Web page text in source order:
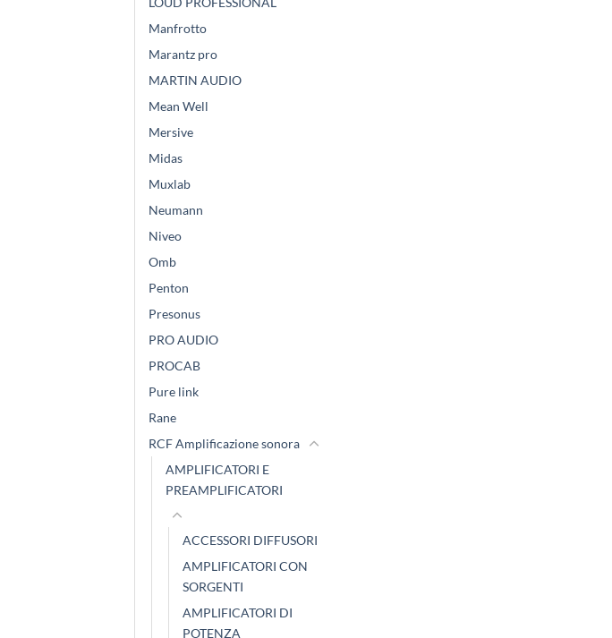
Manfrotto
Marantz pro
MARTIN AUDIO
Mean Well
Mersive
Midas
Muxlab
Neumann
Niveo
Omb
Penton
Presonus
PRO AUDIO
PROCAB
Pure link
Rane
RCF Amplificazione sonora
AMPLIFICATORI E
PREAMPLIFICATORI
ACCESSORI DIFFUSORI
AMPLIFICATORI CON
SORGENTI
AMPLIFICATORI DI
POTENZA